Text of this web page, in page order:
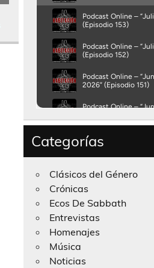
Categorías
Clásicos del Género
Crónicas
Ecos De Sabbath
Entrevistas
Homenajes
Música
Noticias